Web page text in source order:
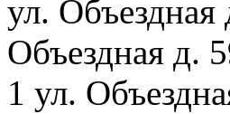
ул. Объездная
Объездная д.
1 ул.